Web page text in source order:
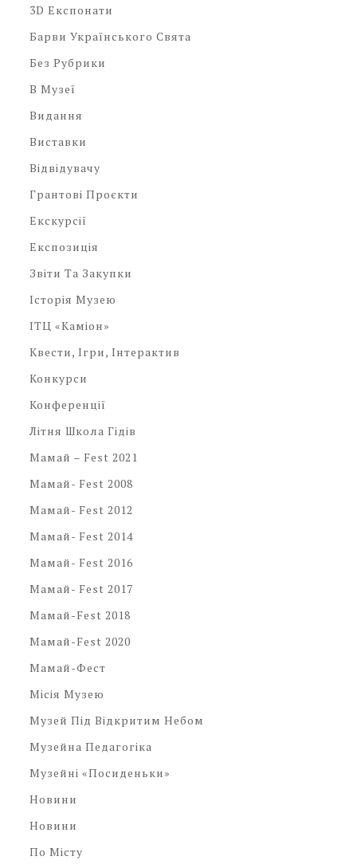
3D Експонати
Барви Українського Свята
Без Рубрики
В Музеї
Видання
Виставки
Відвідувачу
Грантові Проєкти
Екскурсії
Експозиція
Звіти Та Закупки
Історія Музею
ІТЦ «Каміон»
Квести, Ігри, Інтерактив
Конкурси
Конференції
Літня Школа Гідів
Мамай – Fest 2021
Мамай- Fest 2008
Мамай- Fest 2012
Мамай- Fest 2014
Мамай- Fest 2016
Мамай- Fest 2017
Мамай-Fest 2018
Мамай-Fest 2020
Мамай-Фест
Місія Музею
Музей Під Відкритим Небом
Музейна Педагогіка
Музейні «посиденьки»
Новини
Новини
По Місту